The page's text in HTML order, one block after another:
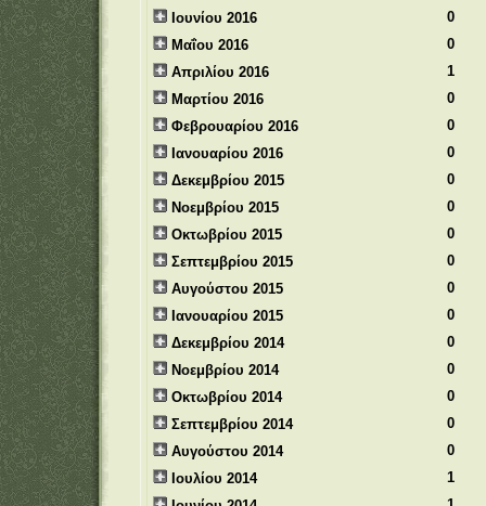
Ιουνίου 2016
0
Μαΐου 2016
0
Απριλίου 2016
1
Μαρτίου 2016
0
Φεβρουαρίου 2016
0
Ιανουαρίου 2016
0
Δεκεμβρίου 2015
0
Νοεμβρίου 2015
0
Οκτωβρίου 2015
0
Σεπτεμβρίου 2015
0
Αυγούστου 2015
0
Ιανουαρίου 2015
0
Δεκεμβρίου 2014
0
Νοεμβρίου 2014
0
Οκτωβρίου 2014
0
Σεπτεμβρίου 2014
0
Αυγούστου 2014
0
Ιουλίου 2014
1